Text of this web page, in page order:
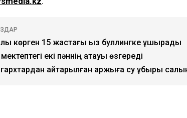
көрген 15 жастағы қыз буллингке ұшырады
екі пәннің атауы өзгереді
қайтарылған қаржыға су құбыры